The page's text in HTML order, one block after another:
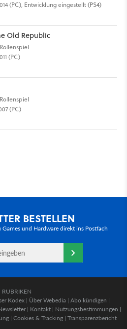
(PC), Entwicklung eingestellt (PS4)
Old Republic
(PC)
(PC)
BESTELLEN
und Hardware direkt ins Postfach
RUBRIKEN
Kodex | Über Webedia | Abo kündigen |
| Kontakt | Nutzungsbestimmungen |
| Cookies & Tracking | Transparenzbericht